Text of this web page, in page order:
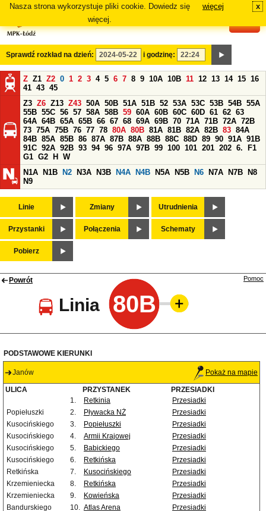
Nasza strona wykorzystuje pliki cookie. Dowiedz się
więcej.
więcej x
Sprawdź rozkład na dzień: i godzinę:
Z Z1 Z2 0 1 2 3 4 5 6 7 8 9 10A 10B 11 12 13 14 15 16
41 43 45
Z3 Z6 Z13 Z43 50A 50B 51A 51B 52 53A 53C 53B 54B 55A
55B 55C 56 57 58A 58B 59 60A 60B 60C 60D 61 62 63
64A 64B 65A 65B 66 67 68 69A 69B 70 71A 71B 72A 72B
73 75A 75B 76 77 78 80A 80B 81A 81B 82A 82B 83 84A
84B 85A 85B 86 87A 87B 88A 88B 88C 88D 89 90 91A 91B
91C 92A 92B 93 94 96 97A 97B 99 100 101 201 202 6.
F1
G1 G2 H
W
N1A
N1B N2 N3A N3B N4A N4B N5A N5B N6 N7A N7B
N8
N9
Linie Zmiany Utrudnienia
Przystanki Połączenia Schematy
Pobierz
Powrót
Linia 80B
Pomoc
PODSTAWOWE KIERUNKI
Janów Pokaż na mapie
ULICA PRZYSTANEK
PRZESIADKI
1.
Retkinia
Przesiadki
Popiełuszki
2. Pływacka NŻ
Przesiadki
Kusocińskiego
3. Popiełuszki
Przesiadki
Kusocińskiego
4. Armii Krajowej
Przesiadki
Kusocińskiego
5. Babickiego
Przesiadki
Kusocińskiego
6. Retkińska
Przesiadki
Retkińska
7. Kusocińskiego
Przesiadki
Krzemieniecka
8. Retkińska
Przesiadki
Krzemieniecka
9. Kowieńska
Przesiadki
Bandurskiego
10. Atlas Arena
Przesiadki